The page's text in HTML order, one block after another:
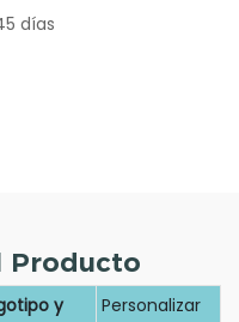
días
Producto
y
Personalizar